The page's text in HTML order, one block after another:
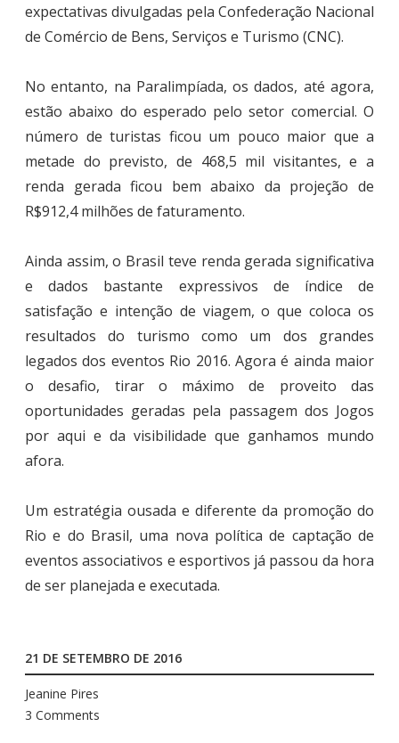
expectativas divulgadas pela Confederação Nacional
de Comércio de Bens, Serviços e Turismo (CNC).
No entanto, na Paralimpíada, os dados, até agora,
estão abaixo do esperado pelo setor comercial. O
número de turistas ficou um pouco maior que a
metade do previsto, de 468,5 mil visitantes, e a
renda gerada ficou bem abaixo da projeção de
R$912,4 milhões de faturamento.
Ainda assim, o Brasil teve renda gerada significativa
e dados bastante expressivos de índice de
satisfação e intenção de viagem, o que coloca os
resultados do turismo como um dos grandes
legados dos eventos Rio 2016. Agora é ainda maior
o desafio, tirar o máximo de proveito das
oportunidades geradas pela passagem dos Jogos
por aqui e da visibilidade que ganhamos mundo
afora.
Um estratégia ousada e diferente da promoção do
Rio e do Brasil, uma nova política de captação de
eventos associativos e esportivos já passou da hora
de ser planejada e executada.
21 DE SETEMBRO DE 2016
Jeanine Pires
3 Comments